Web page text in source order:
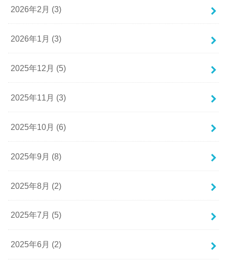
2026年2月 (3)
2026年1月 (3)
2025年12月 (5)
2025年11月 (3)
2025年10月 (6)
2025年9月 (8)
2025年8月 (2)
2025年7月 (5)
2025年6月 (2)